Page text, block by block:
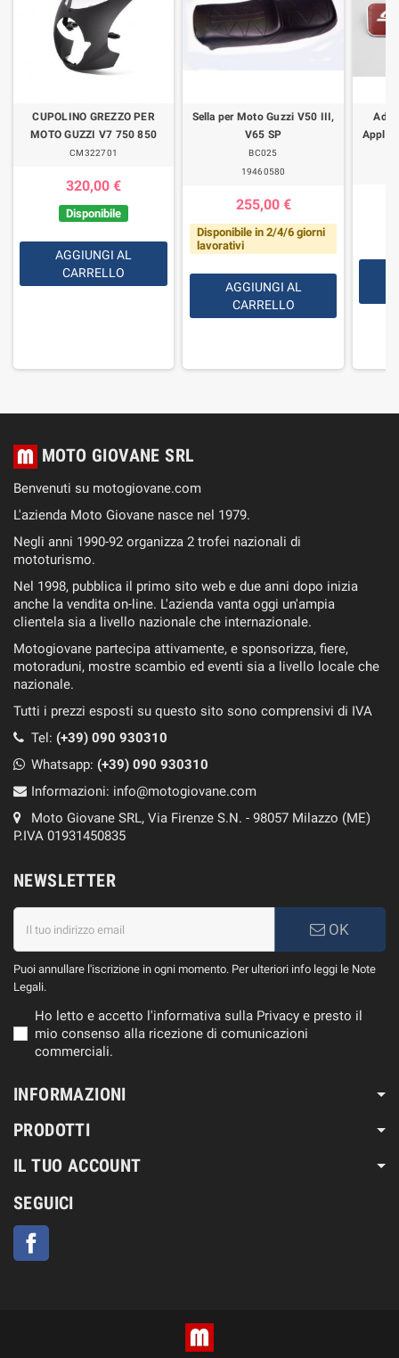
CUPOLINO GREZZO PER
MOTO GUZZI V7 750 850
CM322701
320,00 €
Disponibile
AGGIUNGI AL
CARRELLO
Sella per Moto Guzzi V50 III,
V65 SP
BC025
19460580
255,00 €
Disponibile in 2/4/6 giorni
lavorativi
AGGIUNGI AL
CARRELLO
MOTO GIOVANE SRL
Benvenuti su motogiovane.com
L'azienda Moto Giovane nasce nel 1979.
Negli anni 1990-92 organizza 2 trofei nazionali di
mototurismo.
Nel 1998, pubblica il primo sito web e due anni dopo inizia
anche la vendita on-line. L'azienda vanta oggi un'ampia
clientela sia a livello nazionale che internazionale.
Motogiovane partecipa attivamente, e sponsorizza, fiere,
motoraduni, mostre scambio ed eventi sia a livello locale che
nazionale.
Tutti i prezzi esposti su questo sito sono comprensivi di IVA
Tel: (+39) 090 930310
Whatsapp: (+39) 090 930310
Informazioni: info@motogiovane.com
Moto Giovane SRL, Via Firenze S.N. - 98057 Milazzo (ME)
P.IVA 01931450835
NEWSLETTER
OK
Puoi annullare l'iscrizione in ogni momento. Per ulteriori info leggi le Note
Legali.
Ho letto e accetto l'informativa sulla Privacy e presto il
mio consenso alla ricezione di comunicazioni
commerciali.
INFORMAZIONI
PRODOTTI
IL TUO ACCOUNT
SEGUICI